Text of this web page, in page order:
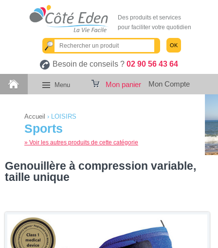
Des produits et services
pour faciliter votre quotidien
OK
Besoin de conseils ? 02 90 56 43 64
Menu Mon Compte
Mon panier
Accueil › LOISIRS
Sports
» Voir les autres produits de cette catégorie
Genouillère à compression variable,
taille unique